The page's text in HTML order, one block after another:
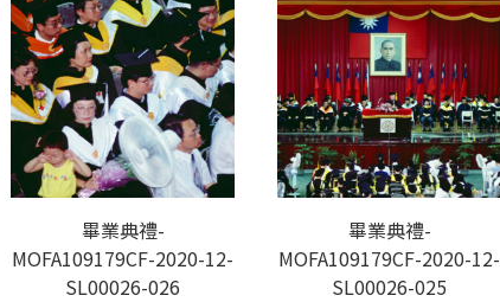
畢業典禮-
MOFA109179CF-2020-12-
SL00026-026
畢業典禮-
MOFA109179CF-2020-12-
SL00026-025